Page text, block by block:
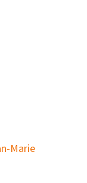
Marie